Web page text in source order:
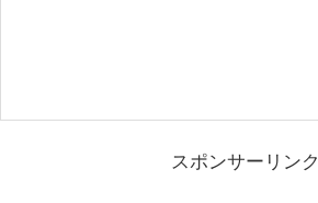
スポンサーリンク